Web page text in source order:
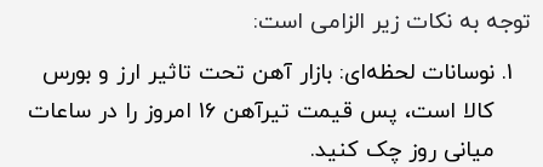
توجه به نکات زیر الزامی است:
نوسانات لحظه‌ای: بازار آهن تحت تاثیر ارز و بورس
کالا است، پس قیمت تیرآهن 16 امروز را در ساعات
میانی روز چک کنید.